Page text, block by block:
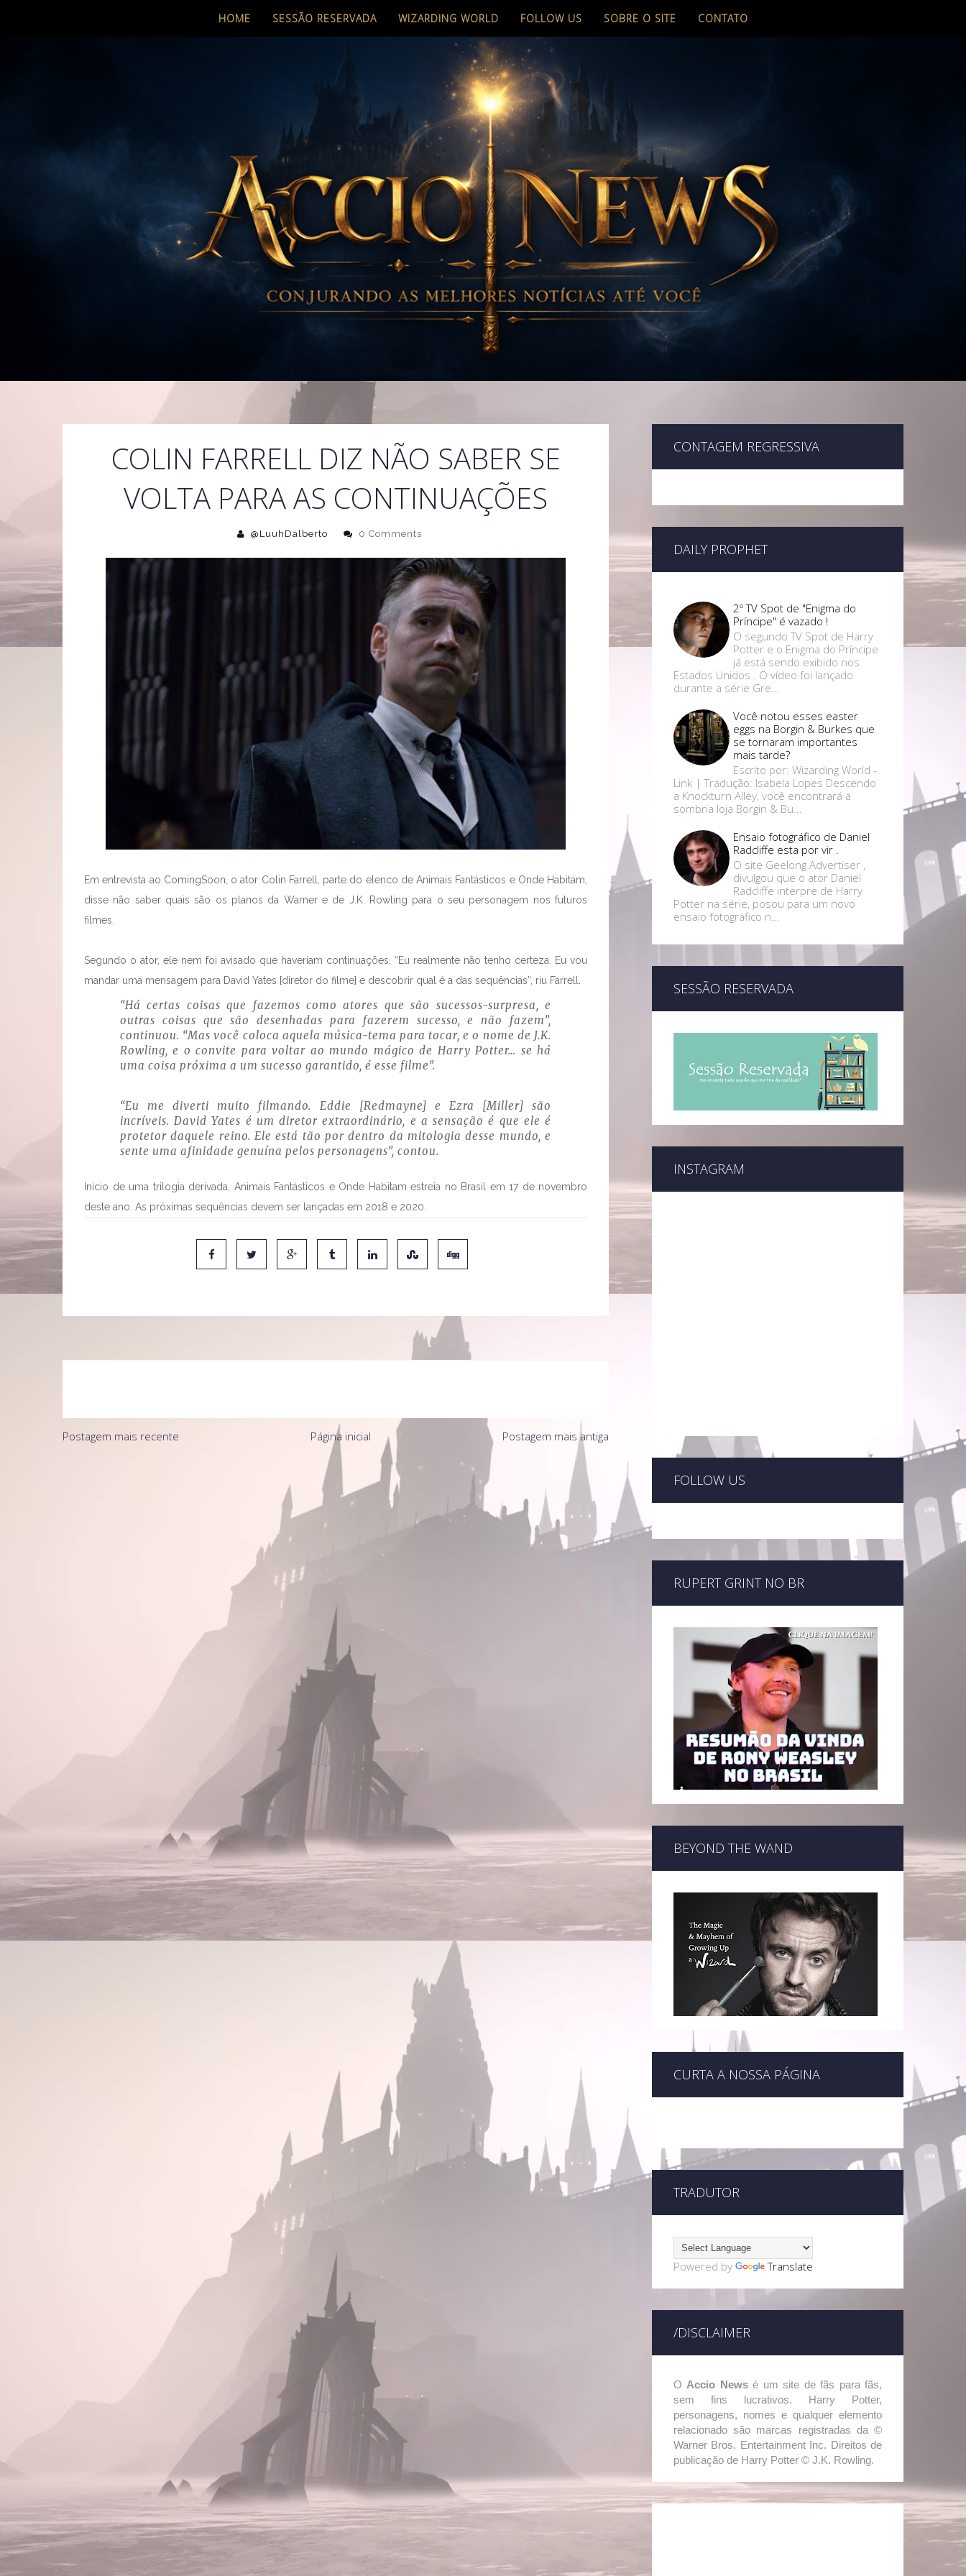
HOME SESSÃO RESERVADA WIZARDING WORLD FOLLOW US SOBRE O SITE CONTATO
COLIN FARRELL DIZ NÃO SABER SE
VOLTA PARA AS CONTINUAÇÕES
@LuuhDalberto 0 Comments
Em entrevista ao ComingSoon, o ator Colin Farrell, parte do elenco de Animais Fantásticos e Onde Habitam,
disse não saber quais são os planos da Warner e de J.K. Rowling para o seu personagem nos futuros
filmes.
Segundo o ator, ele nem foi avisado que haveriam continuações. “Eu realmente não tenho certeza. Eu vou
mandar uma mensagem para David Yates [diretor do filme] e descobrir qual é a das sequências”, riu Farrell.
“Há certas coisas que fazemos como atores que são sucessos-surpresa, e
outras coisas que são desenhadas para fazerem sucesso, e não fazem”,
continuou. “Mas você coloca aquela música-tema para tocar, e o nome de J.K.
Rowling, e o convite para voltar ao mundo mágico de Harry Potter… se há
uma coisa próxima a um sucesso garantido, é esse filme”.
“Eu me diverti muito filmando. Eddie [Redmayne] e Ezra [Miller] são
incríveis. David Yates é um diretor extraordinário, e a sensação é que ele é
protetor daquele reino. Ele está tão por dentro da mitologia desse mundo, e
sente uma afinidade genuína pelos personagens”, contou.
Início de uma trilogia derivada, Animais Fantásticos e Onde Habitam estreia no Brasil em 17 de novembro
deste ano. As próximas sequências devem ser lançadas em 2018 e 2020.
Postagem mais recente Postagem mais antiga
Página inicial
CONTAGEM REGRESSIVA
DAILY PROPHET
2º TV Spot de "Enigma do
Príncipe" é vazado !
O segundo TV Spot de Harry
Potter e o Enigma do Príncipe
já está sendo exibido nos
Estados Unidos . O vídeo foi lançado
durante a série Gre...
Você notou esses easter
eggs na Borgin & Burkes que
se tornaram importantes
mais tarde?
Escrito por: Wizarding World -
Link | Tradução: Isabela Lopes Descendo
a Knockturn Alley, você encontrará a
sombria loja Borgin & Bu...
Ensaio fotográfico de Daniel
Radcliffe esta por vir .
O site Geelong Advertiser ,
divulgou que o ator Daniel
Radcliffe interpre de Harry
Potter na série, posou para um novo
ensaio fotográfico n...
SESSÃO RESERVADA
INSTAGRAM
FOLLOW US
RUPERT GRINT NO BR
BEYOND THE WAND
CURTA A NOSSA PÁGINA
TRADUTOR
Powered by Translate
/DISCLAIMER
O Accio Newsé um site de fãs para fãs,
sem fins lucrativos. Harry Potter,
personagens, nomes e qualquer elemento
relacionado são marcas registradas da ©
Warner Bros. Entertainment Inc. Direitos de
publicação de Harry Potter © J.K. Rowling.